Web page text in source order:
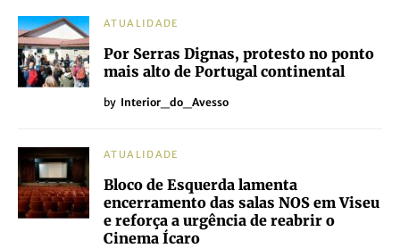
ATUALIDADE
Por Serras Dignas, protesto no ponto
mais alto de Portugal continental
by Interior_do_Avesso
ATUALIDADE
Bloco de Esquerda lamenta
encerramento das salas NOS em Viseu
e reforça a urgência de reabrir o
Cinema Ícaro